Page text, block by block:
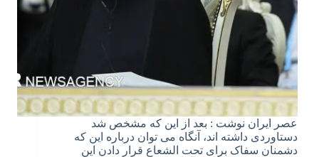
عصر ایران نوشت : بعد از این که مشخص شد
دستاوردی داشته اند، آنگاه می توان درباره این که
دشمنان سفاک برای تحت الشعاع قرار دادن این